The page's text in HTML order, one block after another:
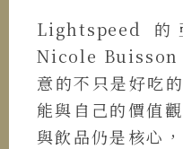
Lightspeed
Nicole Buisson
意的不只是好吃
能與自己的價值
與飲品仍是核心